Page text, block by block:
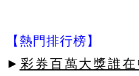
【熱門排行榜】
► 彩券百萬大獎誰